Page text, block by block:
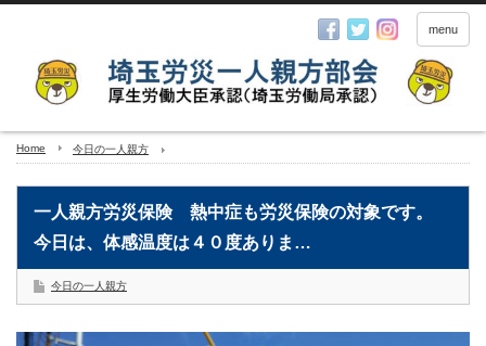
menu
Home 今日の一人親方
一人親方労災保険 熱中症も労災保険の対象です。
今日は、体感温度は４０度ありま…
今日の一人親方